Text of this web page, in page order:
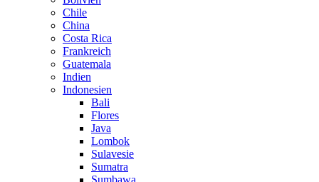
Chile
China
Costa Rica
Frankreich
Guatemala
Indien
Indonesien
Bali
Flores
Java
Lombok
Sulavesie
Sumatra
Sumbawa